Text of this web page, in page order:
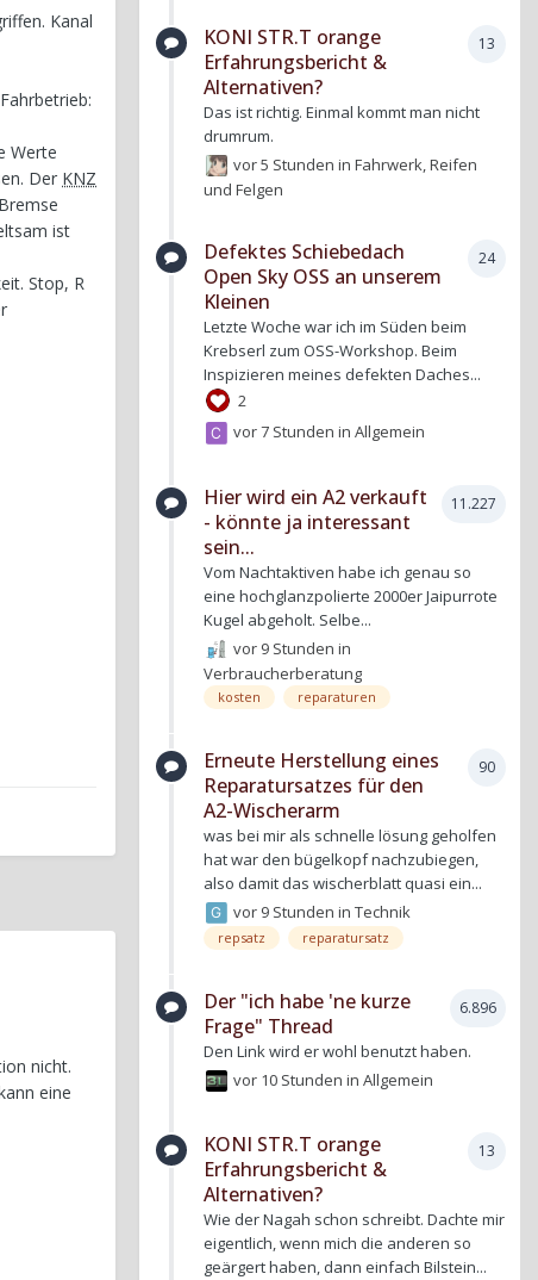
Kanal
Werte
Der KNZ
ist
Stop, R
nicht.
eine
13
KONI STR.T orange
Erfahrungsbericht &
Alternativen?
Das ist richtig. Einmal kommt man nicht
drumrum.
vor 5 Stunden inFahrwerk, Reifen
und Felgen
24
Defektes Schiebedach
Open Sky OSS an unserem
Kleinen
Letzte Woche war ich im Süden beim
Krebserl zum OSS-Workshop. Beim
Inspizieren meines defekten Daches...
2
vor 7 Stunden inAllgemein
11.227
Hier wird ein A2 verkauft
- könnte ja interessant
sein...
Vom Nachtaktiven habe ich genau so
eine hochglanzpolierte 2000er Jaipurrote
Kugel abgeholt. Selbe...
vor 9 Stunden in
Verbraucherberatung
kosten reparaturen
90
Erneute Herstellung eines
Reparatursatzes für den
A2-Wischerarm
was bei mir als schnelle lösung geholfen
hat war den bügelkopf nachzubiegen,
also damit das wischerblatt quasi ein...
vor 9 Stunden inTechnik
repsatz reparatursatz
6.896
Der "ich habe 'ne kurze
Frage" Thread
Den Link wird er wohl benutzt haben.
vor 10 Stunden inAllgemein
13
KONI STR.T orange
Erfahrungsbericht &
Alternativen?
Wie der Nagah schon schreibt. Dachte mir
eigentlich, wenn mich die anderen so
geärgert haben, dann einfach Bilstein...